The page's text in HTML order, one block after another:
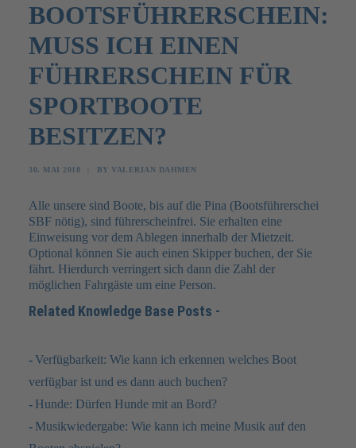
GUTSCHEINE
DEUTSCH
FAQ
JOBS
BOOTSFÜHRERSCHEIN:
MUSS ICH EINEN
FÜHRERSCHEIN FÜR
SPORTBOOTE
BESITZEN?
30. MAI 2018 BY VALERIAN DAHMEN
Alle unsere sind Boote, bis auf die Pina (Bootsführerschei
SBF nötig), sind führerscheinfrei. Sie erhalten eine
Einweisung vor dem Ablegen innerhalb der Mietzeit.
Optional können Sie auch einen Skipper buchen, der Sie
fährt. Hierdurch verringert sich dann die Zahl der
möglichen Fahrgäste um eine Person.
Related Knowledge Base Posts -
Verfügbarkeit: Wie kann ich erkennen welches Boot
verfügbar ist und es dann auch buchen?
Hunde: Dürfen Hunde mit an Bord?
Musikwiedergabe: Wie kann ich meine Musik auf den